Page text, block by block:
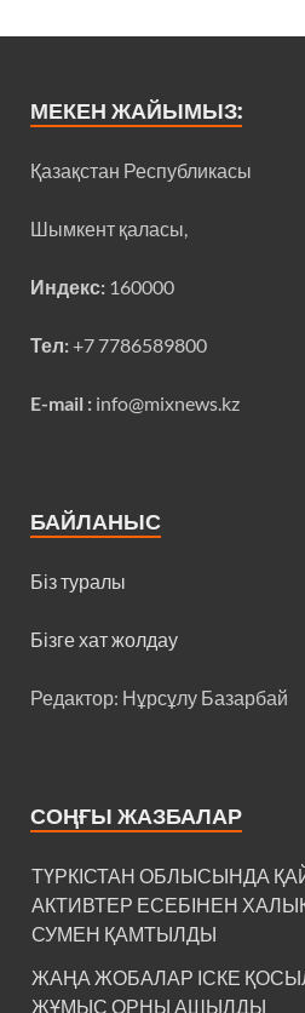
МЕКЕН ЖАЙЫМЫЗ:
Қазақстан Республикасы
Шымкент қаласы,
Индекс: 160000
Тел:+7 7786589800
E-mail : info@mixnews.kz
БАЙЛАНЫС
Біз туралы
Бізге хат жолдау
Редактор: Нұрсұлу Базарбай
СОҢҒЫ ЖАЗБАЛАР
ТҮРКІСТАН ОБЛЫСЫНДА
АКТИВТЕР ЕСЕБІНЕН
СУМЕН ҚАМТЫЛДЫ
ЖАҢА ЖОБАЛАР ІСКЕ
ЖҰМЫС ОРНЫ АШЫЛДЫ